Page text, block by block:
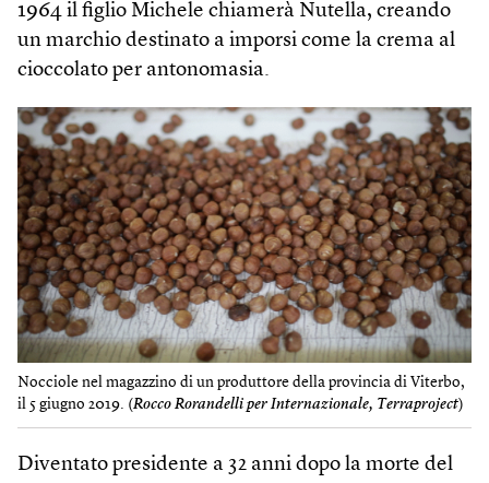
1964 il figlio Michele chiamerà Nutella, creando
un marchio destinato a imporsi come la crema al
cioccolato per antonomasia.
Nocciole nel magazzino di un produttore della provincia di Viterbo,
il 5 giugno 2019. (Rocco Rorandelli per Internazionale, Terraproject)
Diventato presidente a 32 anni dopo la morte del